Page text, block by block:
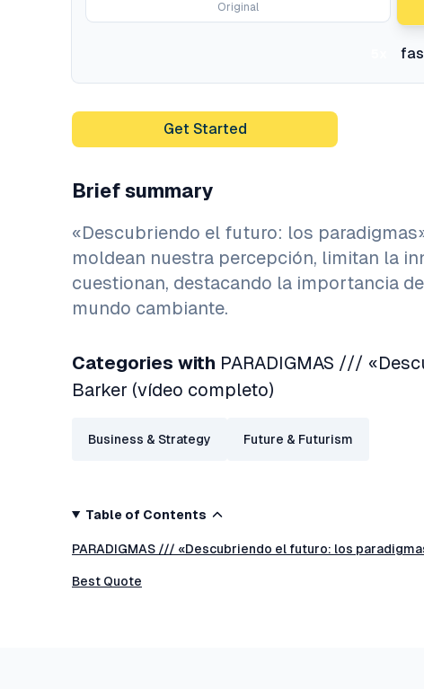
Original
Get Started
Brief summary
«Descubriendo el futuro: los
moldean nuestra percepción, limitan la
cuestionan, destacando la importancia
mundo cambiante.
Categories with PARADIGMAS ///
Barker (vídeo completo)
Business & Strategy Future & Futurism
Table of Contents
PARADIGMAS /// «Descubriendo el futuro: los
Best Quote